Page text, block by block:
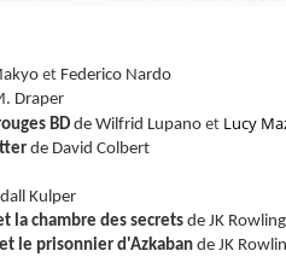
et Federico Nardo
Draper
BD de Wilfrid Lupano et Lucy
de David Colbert
Kulper
la chambre des secrets de JK Rowling
le prisonnier d'Azkaban de JK